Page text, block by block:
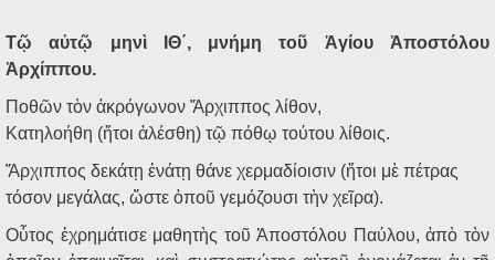
Τῷ αὐτῷ μηνὶ ΙΘ΄, μνήμη τοῦ Ἁγίου
Ἀποστόλου
Ἀρχίππου.
Ποθῶν τὸν ἀκρόγωνον Ἄρχιππος λίθον,
Κατηλοήθη (ἤτοι ἀλέσθη) τῷ πόθῳ τούτου λίθοις.
Ἄρχιππος δεκάτῃ ἐνάτῃ θάνε χερμαδίοισιν (ἤτοι μὲ πέτρας
τόσον μεγάλας, ὥστε ὁποῦ γεμόζουσι τὴν χεῖρα).
Οὗτος ἐχρημάτισε μαθητὴς τοῦ Ἀποστόλου Παύλου,ἀπὸ τὸν